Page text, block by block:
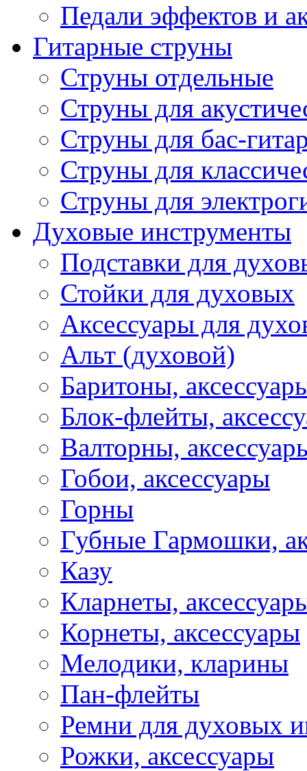
Педали эффектов и
Гитарные струны
Струны отдельные
Струны для
Струны для бас-
Струны для
Струны для
Духовые инструменты
Подставки для
Стойки для духовых
Аксессуары для
Альт (духовой)
Баритоны,
Блок-флейты,
Валторны,
Гобои, аксессуары
Горны
Губные Гармошки,
Казу
Кларнеты,
Корнеты, аксессуары
Мелодики, кларины
Пан-флейты
Ремни для духовых
Рожки, аксессуары